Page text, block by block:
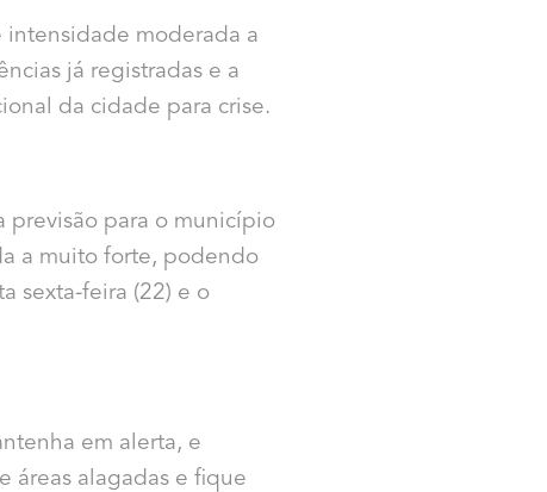
intensidade moderada a
já registradas e a
da cidade para crise.
previsão para o município
a muito forte, podendo
sexta-feira (22) e o
em alerta, e
áreas alagadas e fique